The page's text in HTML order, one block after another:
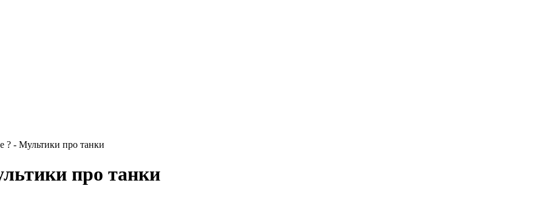
? - Мультики про танки
про танки